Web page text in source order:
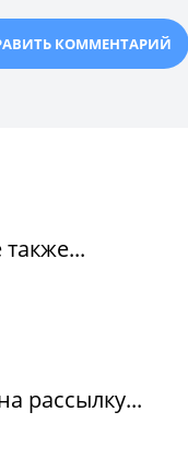
рассылку...